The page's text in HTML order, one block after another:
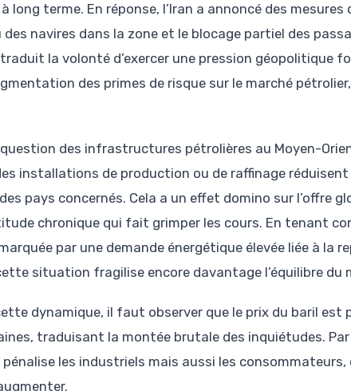
long terme. En réponse, l’Iran a annoncé des
navires dans la zone et le blocage partiel des
la volonté d’exercer une pression géopolitique
des primes de risque sur le marché
question des infrastructures pétrolières au Moyen-
installations de production ou de raffinage
pays concernés. Cela a un effet domino sur l’offre
chronique qui fait grimper les cours. En tenant
par une demande énergétique élevée liée à la
situation fragilise encore davantage l’équilibre du
dynamique, il faut observer que le prix du baril est
traduisant la montée brutale des inquiétudes.
pénalise les industriels mais aussi les